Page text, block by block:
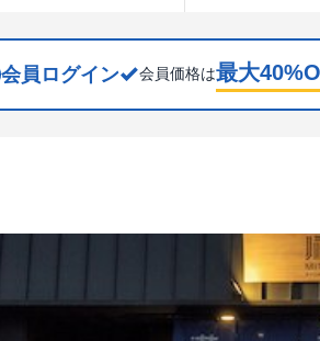
会員ログイン 会員価格は最大40